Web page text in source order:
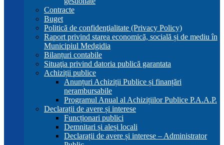
Contracte
Buget
Politică de confidenţialitate (Privacy Policy)
Raport privind starea economică, socială și de mediu în
Municipiul Medgidia
Bilanțuri contabile
Situaţia privind datoria publică garantata
Achiziții publice
Anunțuri Achiziții Publice și finanțări
nerambursabile
Programul Anual al Achizițiilor Publice P.A.A.P.
Declarații de avere și interese
Funcționari publici
Demnitari și aleși locali
Declarații de avere și interese – Administrator